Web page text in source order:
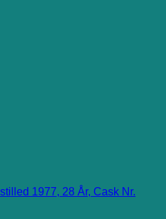
1977, 28 År, Cask Nr.